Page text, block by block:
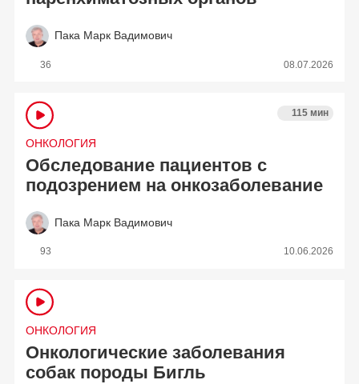
Пака Марк Вадимович
36 08.07.2026
ОНКОЛОГИЯ
115 мин
Обследование пациентов с
подозрением на онкозаболевание
Пака Марк Вадимович
93 10.06.2026
ОНКОЛОГИЯ
Онкологические заболевания
собак породы Бигль